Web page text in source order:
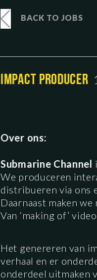
BACK TO JOBS
IMPACT PRODUCER
Over ons:
Submarine Channel
We produceren
distribueren via ons
Daarnaast maken
Van ‘making of’
Het genereren van
verhaal en er
onderdeel uitmaken